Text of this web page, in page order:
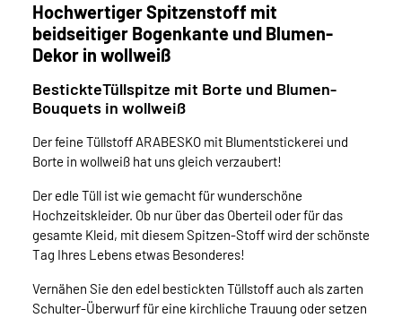
Hochwertiger Spitzenstoff mit
beidseitiger Bogenkante und Blumen-
Dekor in wollweiß
BestickteTüllspitze mit Borte und Blumen-
Bouquets in wollweiß
Der feine Tüllstoff ARABESKO mit Blumentstickerei und
Borte in wollweiß hat uns gleich verzaubert!
Der edle Tüll ist wie gemacht für wunderschöne
Hochzeitskleider. Ob nur über das Oberteil oder für das
gesamte Kleid, mit diesem Spitzen-Stoff wird der schönste
Tag Ihres Lebens etwas Besonderes!
Vernähen Sie den edel bestickten Tüllstoff auch als zarten
Schulter-Überwurf für eine kirchliche Trauung oder setzen